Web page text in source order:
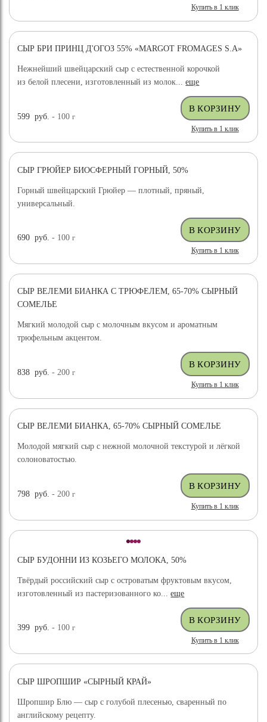
Купить в 1 клик
СЫР БРИ ПРИНЦ Д'ОГОЗ 55% «MARGOT FROMAGES S.A»
Нежнейший швейцарский сыр с естественной корочкой
из белой плесени, изготовленный из молок...еще
599 руб. - 100г
Купить в 1 клик
СЫР ГРЮЙЕР БИОСФЕРНЫЙ ГОРНЫЙ, 50%
Горный швейцарский Грюйер — плотный, пряный,
универсальный.
690 руб. - 100г
Купить в 1 клик
ХИТ ПРОДАЖ
СЫР ВЕЛЕМИ БИАНКА С ТРЮФЕЛЕМ, 65-70% СЫРНЫЙ
СОМЕЛЬЕ
Мягкий молодой сыр с молочным вкусом и ароматным
трюфельным акцентом.
838 руб. - 200г
Купить в 1 клик
ХИТ ПРОДАЖ
СЫР ВЕЛЕМИ БИАНКА, 65-70% СЫРНЫЙ СОМЕЛЬЕ
Молодой мягкий сыр с нежной молочной текстурой и лёгкой
солоноватостью.
798 руб. - 200г
Купить в 1 клик
СЫР БУДОННИ ИЗ КОЗЬЕГО МОЛОКА, 50%
Твёрдый российский сыр с островатым фруктовым вкусом,
изготовленный из пастеризованного ко...еще
399 руб. - 100г
Купить в 1 клик
СЫР ШРОПШИР «СЫРНЫЙ КРАЙ»
Шропшир Блю — сыр с голубой плесенью, сваренный по
английскому рецепту.